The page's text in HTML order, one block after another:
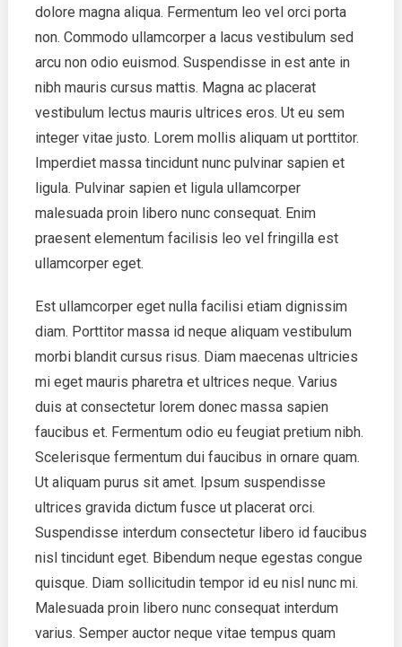
dolore magna aliqua. Fermentum leo vel orci porta
non. Commodo ullamcorper a lacus vestibulum sed
arcu non odio euismod. Suspendisse in est ante in
nibh mauris cursus mattis. Magna ac placerat
vestibulum lectus mauris ultrices eros. Ut eu sem
integer vitae justo. Lorem mollis aliquam ut porttitor.
Imperdiet massa tincidunt nunc pulvinar sapien et
ligula. Pulvinar sapien et ligula ullamcorper
malesuada proin libero nunc consequat. Enim
praesent elementum facilisis leo vel fringilla est
ullamcorper eget.
Est ullamcorper eget nulla facilisi etiam dignissim
diam. Porttitor massa id neque aliquam vestibulum
morbi blandit cursus risus. Diam maecenas ultricies
mi eget mauris pharetra et ultrices neque. Varius
duis at consectetur lorem donec massa sapien
faucibus et. Fermentum odio eu feugiat pretium nibh.
Scelerisque fermentum dui faucibus in ornare quam.
Ut aliquam purus sit amet. Ipsum suspendisse
ultrices gravida dictum fusce ut placerat orci.
Suspendisse interdum consectetur libero id faucibus
nisl tincidunt eget. Bibendum neque egestas congue
quisque. Diam sollicitudin tempor id eu nisl nunc mi.
Malesuada proin libero nunc consequat interdum
varius. Semper auctor neque vitae tempus quam